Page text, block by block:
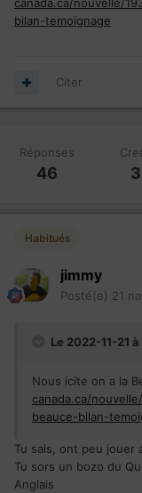
bilan-temoignage
Citer
Réponses
46
Habitués
jimmy
Posté(e) 21
Le 2022-11-21 à
Nous icite on a la
canada.ca/
beauce-bilan-
Tu sais, ont peu jouer
Tu sors un bozo du
Anglais